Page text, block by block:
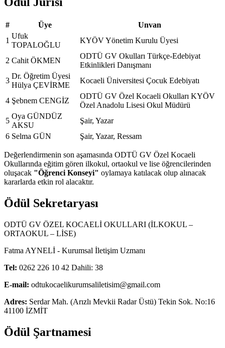
# Üye
Unvan
1
Ufuk
TOPALOĞLU
KYÖV Yönetim Kurulu Üyesi
2 Cahit ÖKMEN
ODTÜ GV Okulları Türkçe-Edebiyat
Etkinlikleri Danışmanı
3
Dr. Öğretim Üyesi
Hülya ÇEVİRME
Kocaeli Üniversitesi Çocuk Edebiyatı
4 Şebnem CENGİZ
ODTÜ GV Özel Kocaeli Okulları KYÖV
Özel Anadolu Lisesi Okul Müdürü
5
Oya GÜNDÜZ
AKSU
Şair, Yazar
6 Selma GÜN Şair, Yazar, Ressam
Değerlendirmenin son aşamasında ODTÜ GV Özel Kocaeli
Okullarında eğitim gören ilkokul, ortaokul ve lise öğrencilerinden
oluşacak "Öğrenci Konseyi" oylamaya katılacak olup alınacak
kararlarda etkin rol alacaktır.
Ödül Sekretaryası
ODTÜ GV ÖZEL KOCAELİ OKULLARI (İLKOKUL –
ORTAOKUL – LİSE)
Fatma AYNELİ - Kurumsal İletişim Uzmanı
Tel: 0262 226 10 42 Dahili: 38
E-mail: odtukocaelikurumsaliletisim@gmail.com
Adres: Serdar Mah. (Arızlı Mevkii Radar Üstü) Tekin Sok. No:16
41100 İZMİT
Ödül Şartnamesi